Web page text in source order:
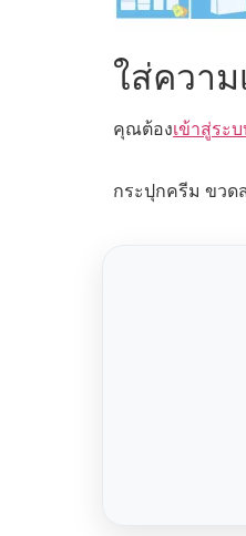
ใส่ควา
คุณต้องเข้าสู่ระ
กระปุกครีม ขวด